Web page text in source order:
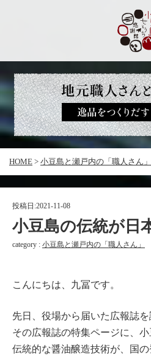
ン
ン
ツ
へ
HOME > 小豆島と瀬戸内の「職人さん」
投稿日:2021-11-08
小豆島の伝統が日
category : 小豆島と瀬戸内の「職人さん」
こんにちは、九冨です。
先日、役場から届いた広報誌を
その広報誌の特集ページに、
伝統的な醤油醸造技術が、国